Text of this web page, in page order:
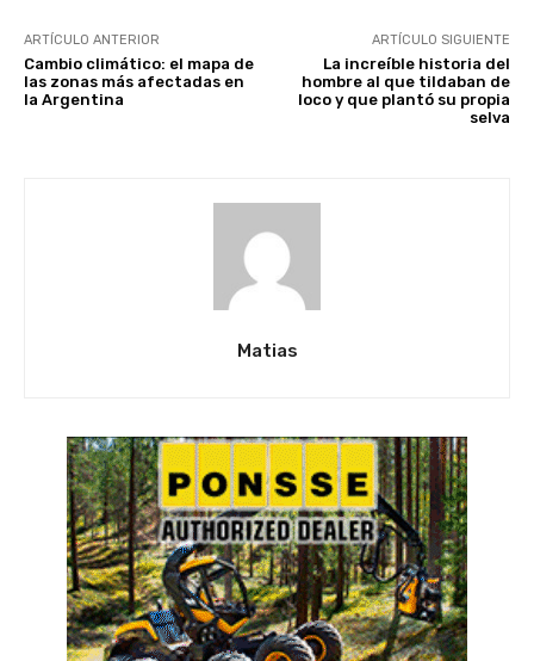
ARTÍCULO ANTERIOR
Cambio climático: el mapa de
las zonas más afectadas en
la Argentina
ARTÍCULO SIGUIENTE
La increíble historia del
hombre al que tildaban de
loco y que plantó su propia
selva
Matias